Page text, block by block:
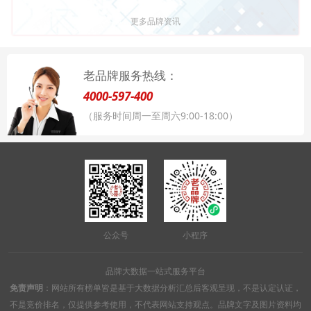
更多品牌资讯
老品牌服务热线：
4000-597-400
（服务时间周一至周六9:00-18:00）
公众号 小程序
品牌大数据一站式服务平台
免责声明 ：网站所有榜单皆是基于大数据分析汇总后客观呈现，不是认定认证，
不是竞价排名，仅提供参考使用，不代表网站支持观点。品牌文字及图片资料均